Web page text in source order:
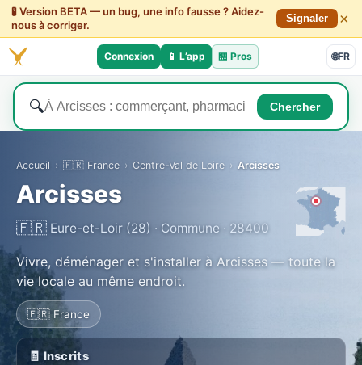
🧪 Version BETA — un bug, une info fausse ? Aidez-
nous à corriger.
Signaler ×
Connexion 📱 L’app 🏪 Pros 🌐FR
🔍 Chercher
Accueil › 🇫🇷 France › Centre-Val de Loire › Arcisses
Arcisses
🇫🇷 Eure-et-Loir (28) · Commune · 28400
Vivre, déménager et s'installer à Arcisses — toute la
vie locale au même endroit.
🇫🇷 France
🧾 Inscrits